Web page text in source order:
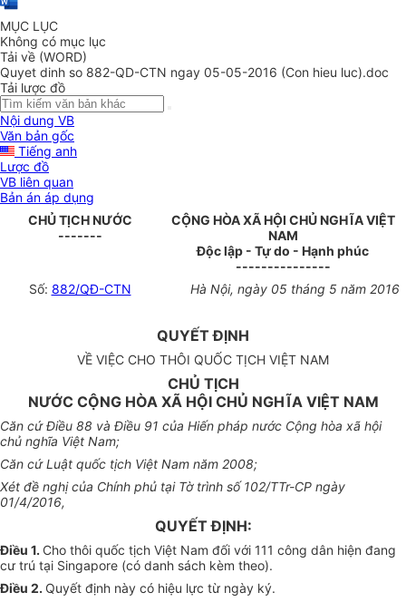
MỤC LỤC
Không có mục lục
Tải về (WORD)
Quyet dinh so 882-QD-CTN ngay 05-05-2016 (Con hieu luc).doc
Tải lược đồ
Nội dung VB
Văn bản gốc
Tiếng anh
Lược đồ
VB liên quan
Bản án áp dụng
CHỦ TỊCH NƯỚC
-------
CỘNG HÒA XÃ HỘI CHỦ NGHĨA VIỆT
NAM
Độc lập - Tự do - Hạnh phúc
---------------
Số: 882/QĐ-CTN Hà Nội, ngày 05 tháng 5 năm 2016
QUYẾT ĐỊNH
VỀ VIỆC CHO THÔI QUỐC TỊCH VIỆT NAM
CHỦ TỊCH
NƯỚC CỘNG HÒA XÃ HỘI CHỦ NGHĨA VIỆT NAM
Căn cứ Điều 88 và Điều 91 của Hiến pháp nước Cộng hòa xã hội
chủ nghĩa Việt Nam;
Căn cứ Luật quốc tịch Việt Nam năm 2008;
Xét đề nghị của Chính phủ tại Tờ trình số 102/TTr-CP ngày
01/4/2016,
QUYẾT ĐỊNH:
Điều 1. Cho thôi quốc tịch Việt Nam đối với 111 công dân hiện đang
cư trú tại Singapore (có danh sách kèm theo).
Điều 2. Quyết định này có hiệu lực từ ngày ký.